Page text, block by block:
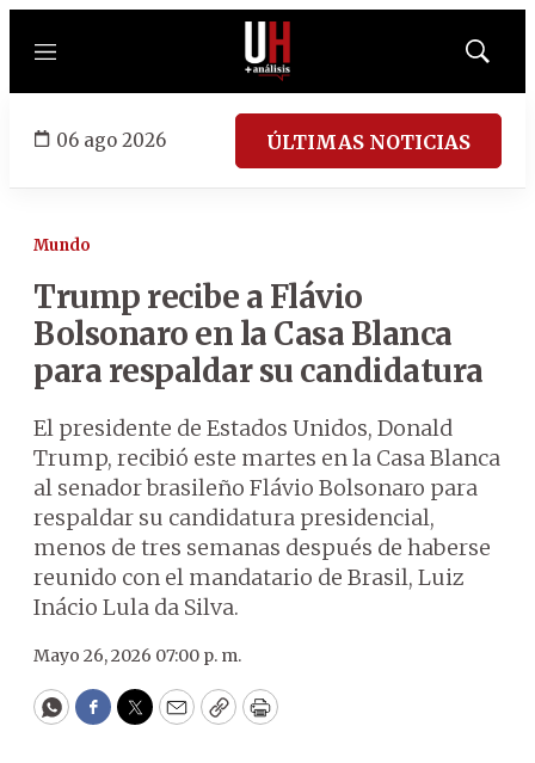
Menú
Mostrar
06 ago 2026 ÚLTIMAS NOTICIAS
Mundo
Trump recibe a Flávio
Bolsonaro en la Casa Blanca
para respaldar su candidatura
El presidente de Estados Unidos, Donald
Trump, recibió este martes en la Casa Blanca
al senador brasileño Flávio Bolsonaro para
respaldar su candidatura presidencial,
menos de tres semanas después de haberse
reunido con el mandatario de Brasil, Luiz
Inácio Lula da Silva.
Mayo 26, 2026 07:00 p. m.
WhatsApp
Facebook
Twitter
EmailCopyPrint